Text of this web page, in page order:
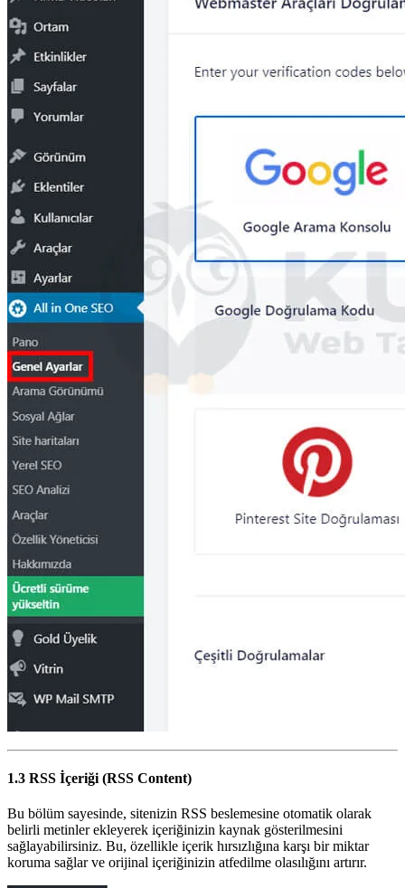
1.3 RSS İçeriği (RSS Content)
Bu bölüm sayesinde, sitenizin RSS beslemesine otomatik olarak
belirli metinler ekleyerek içeriğinizin kaynak gösterilmesini
sağlayabilirsiniz. Bu, özellikle içerik hırsızlığına karşı bir miktar
koruma sağlar ve orijinal içeriğinizin atfedilme olasılığını artırır.